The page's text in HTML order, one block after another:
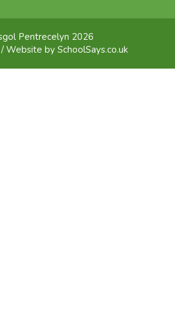
Pentrecelyn 2026
Website by SchoolSays.co.uk